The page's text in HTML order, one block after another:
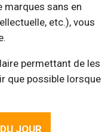
marques sans en
etc.), vous
permettant de les
que possible lorsque
JOUR